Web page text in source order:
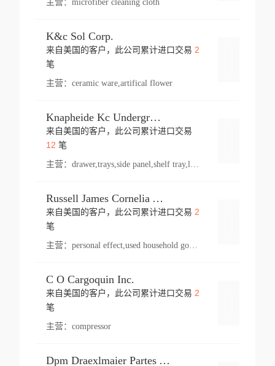
主营： microfiber cleaning cloth
K&c Sol Corp.
来自美国的客户，此公司累计进口交易 2
笔
主营： ceramic ware,artifical flower
Knapheide Kc Underground
来自美国的客户，此公司累计进口交易
12 笔
主营：
Russell James Cornelia Arlington Va
来自美国的客户，此公司累计进口交易 2
笔
主营： personal effect,used household goods
C O Cargoquin Inc.
来自美国的客户，此公司累计进口交易 2
笔
主营： compressor
Dpm Draexlmaier Partes Automotrices Corr Ind Huejotzingo